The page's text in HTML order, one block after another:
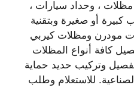
، وحداد سيارات ،
أو صغيرة وبتقنية
مودرن ومظلات كيربي
كافة أنواع المظلات
وتركيب حديد حماية
للاستعلام وطلب